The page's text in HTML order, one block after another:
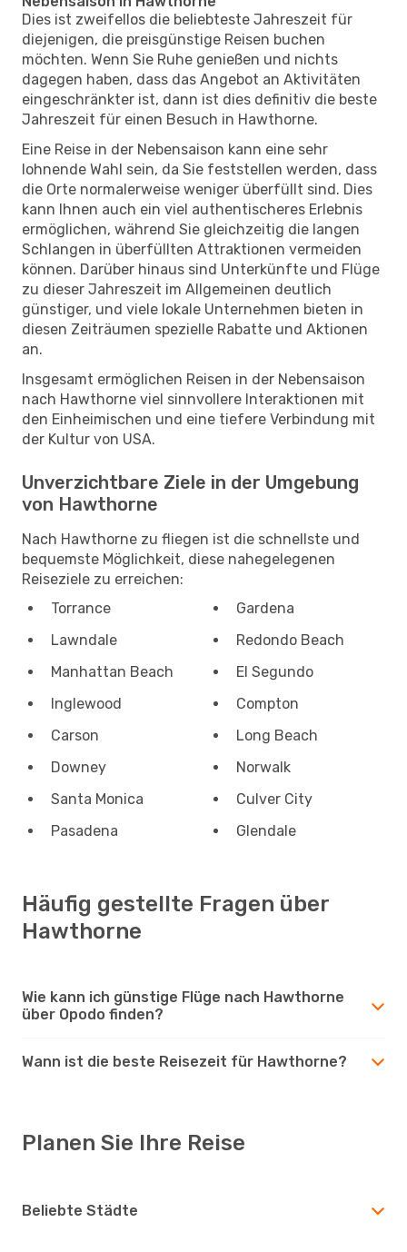
Dies ist zweifellos die beliebteste Jahreszeit für
diejenigen, die preisgünstige Reisen buchen
möchten. Wenn Sie Ruhe genießen und nichts
dagegen haben, dass das Angebot an Aktivitäten
eingeschränkter ist, dann ist dies definitiv die beste
Jahreszeit für einen Besuch in Hawthorne.
Eine Reise in der Nebensaison kann eine sehr
lohnende Wahl sein, da Sie feststellen werden, dass
die Orte normalerweise weniger überfüllt sind. Dies
kann Ihnen auch ein viel authentischeres Erlebnis
ermöglichen, während Sie gleichzeitig die langen
Schlangen in überfüllten Attraktionen vermeiden
können. Darüber hinaus sind Unterkünfte und Flüge
zu dieser Jahreszeit im Allgemeinen deutlich
günstiger, und viele lokale Unternehmen bieten in
diesen Zeiträumen spezielle Rabatte und Aktionen
an.
Insgesamt ermöglichen Reisen in der Nebensaison
nach Hawthorne viel sinnvollere Interaktionen mit
den Einheimischen und eine tiefere Verbindung mit
der Kultur von USA.
Unverzichtbare Ziele in der Umgebung
von Hawthorne
Nach Hawthorne zu fliegen ist die schnellste und
bequemste Möglichkeit, diese nahegelegenen
Reiseziele zu erreichen:
Torrance
Gardena
Lawndale
Redondo Beach
Manhattan Beach
El Segundo
Inglewood
Compton
Carson
Long Beach
Downey
Norwalk
Santa Monica
Culver City
Pasadena
Glendale
Häufig gestellte Fragen über
Hawthorne
Wie kann ich günstige Flüge nach Hawthorne
über Opodo finden?
Wann ist die beste Reisezeit für Hawthorne?
Planen Sie Ihre Reise
Beliebte Städte